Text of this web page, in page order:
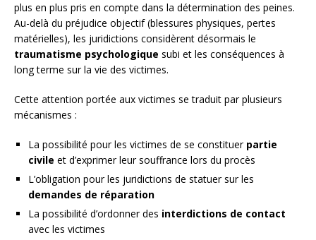
plus en plus pris en compte dans la détermination des peines.
Au-delà du préjudice objectif (blessures physiques, pertes
matérielles), les juridictions considèrent désormais le
traumatisme psychologique subi et les conséquences à
long terme sur la vie des victimes.
Cette attention portée aux victimes se traduit par plusieurs
mécanismes :
La possibilité pour les victimes de se constituer partie
civile et d’exprimer leur souffrance lors du procès
L’obligation pour les juridictions de statuer sur les
demandes de réparation
La possibilité d’ordonner des interdictions de contact
avec les victimes